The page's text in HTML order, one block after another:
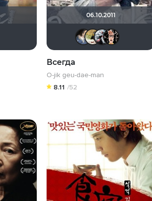
06.10.2011
Всегда
O-jik geu-dae-man
8.11 /52